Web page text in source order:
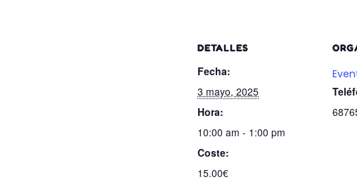
DETALLES
Fecha:
3 mayo, 2025
Hora:
10:00 am - 1:00 pm
Coste:
15.00€